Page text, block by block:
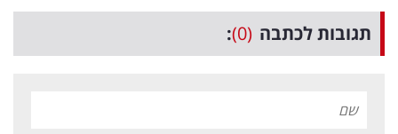
תגובות לכתבה (0)
: